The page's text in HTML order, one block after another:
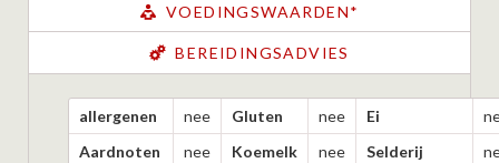
VOEDINGSWAARDEN*
BEREIDINGSADVIES
allergenen nee Gluten nee Ei
Aardnoten
nee Koemelk nee Selderij